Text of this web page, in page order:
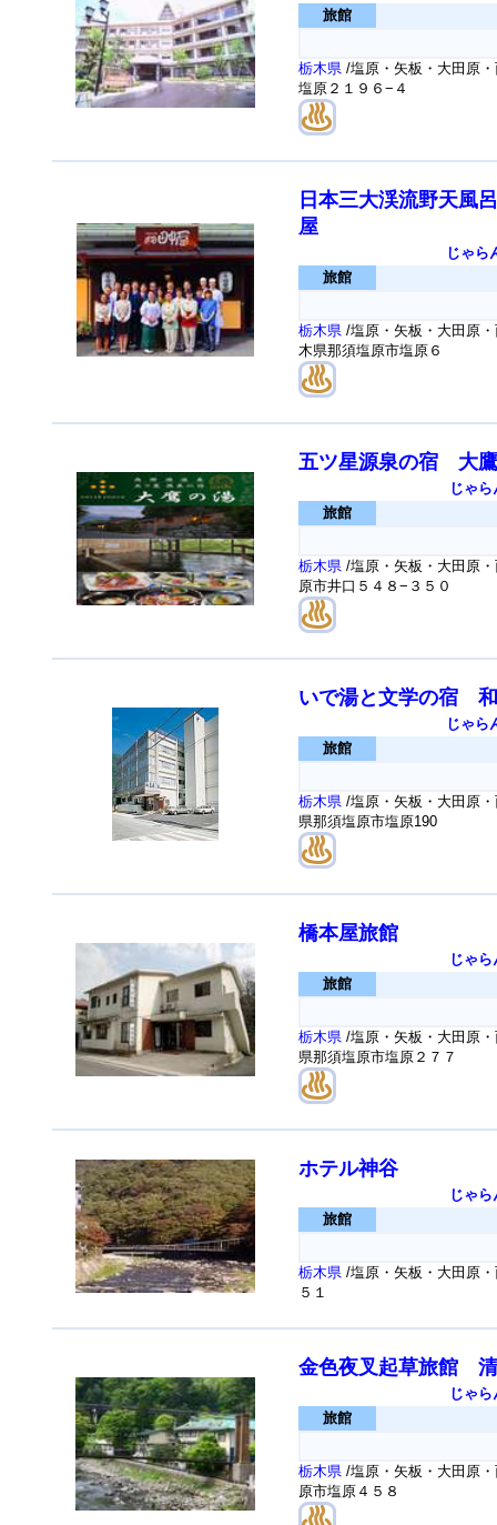
旅館
栃木県 /塩原・矢板・大田原
塩原２１９６−４
日本三大渓流野天風
屋
じゃら
旅館
栃木県 /塩原・矢板・大田原
木県那須塩原市塩原６
五ツ星源泉の宿 大
じゃら
旅館
栃木県 /塩原・矢板・大田原
原市井口５４８−３５０
いで湯と文学の宿
じゃら
旅館
栃木県 /塩原・矢板・大田原
県那須塩原市塩原190
橋本屋旅館
じゃら
旅館
栃木県 /塩原・矢板・大田原
県那須塩原市塩原２７７
ホテル神谷
じゃら
旅館
栃木県 /塩原・矢板・大田原
５１
金色夜叉起草旅館
じゃら
旅館
栃木県 /塩原・矢板・大田原
原市塩原４５８